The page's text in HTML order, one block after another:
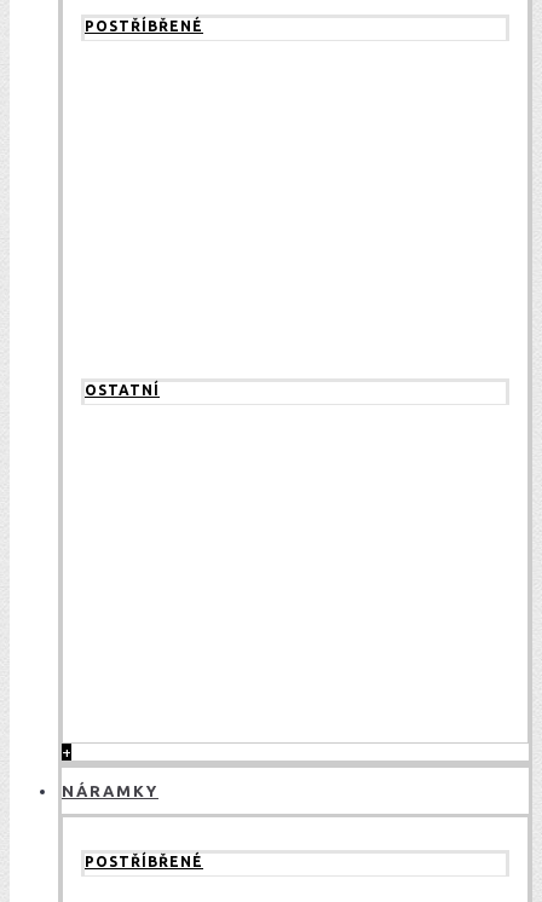
POSTŘÍBŘENÉ
OSTATNÍ
+
NÁRAMKY
POSTŘÍBŘENÉ